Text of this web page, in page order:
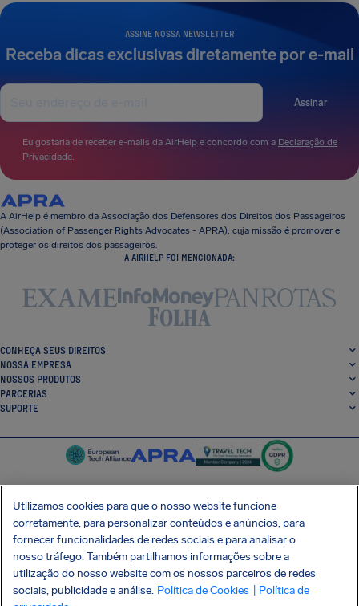
ASSINE NOSSA NEWSLETTER
Receba dicas exclusivas diretamente por e-mail
Assinar
Eu gostaria de receber e-mails da AirHelp e concordo com a Declaração de
Privacidade.
A AirHelp é membro da Associação dos Defensores dos Direitos dos Passageiros
(Association of Passenger Rights Advocates - APRA), cuja missão é promover e
proteger os direitos dos passageiros.
A AIRHELP FOI MENCIONADA:
CONHEÇA SEUS DIREITOS
NOSSA EMPRESA
NOSSOS PRODUTOS
PARCERIAS
SUPORTE
SocialFacebook
SocialTwitter
SocialInstagram
SocialLinkedin
BAIXE GRÁTIS NOSSO APP
Utilizamos cookies para que o nosso website funcione
corretamente, para personalizar conteúdos e anúncios, para
fornecer funcionalidades de redes sociais e para analisar o
nosso tráfego. Também partilhamos informações sobre a
utilização do nosso website com os nossos parceiros de redes
sociais, publicidade e análise. Política de Cookies
| Política de